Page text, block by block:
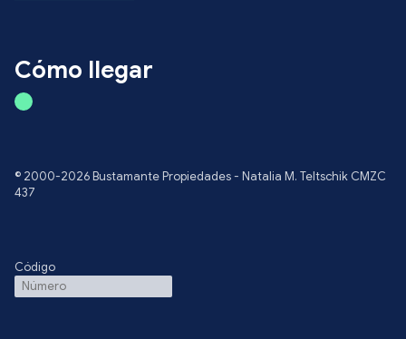
Cómo llegar
© 2000-2026 Bustamante Propiedades - Natalia M. Teltschik CMZC
437
Código